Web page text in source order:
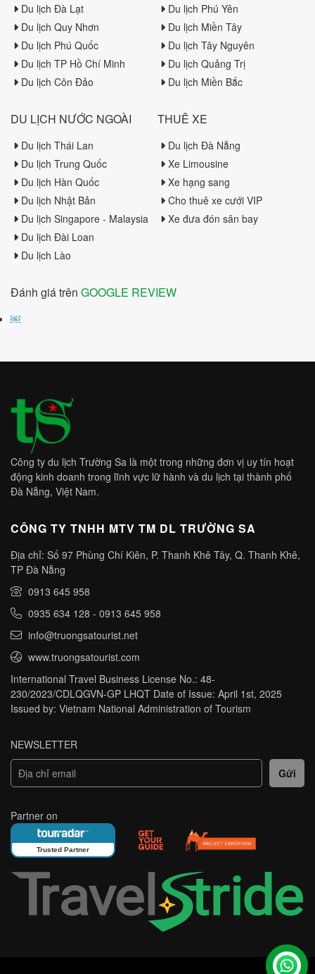
Du lịch Đà Lạt
Du lịch Phú Yên
Du lịch Quy Nhơn
Du lịch Miền Tây
Du lịch Phú Quốc
Du lịch Tây Nguyên
Du lịch TP Hồ Chí Minh
Du lịch Quảng Trị
Du lịch Côn Đảo
Du lịch Miền Bắc
DU LỊCH NƯỚC NGOÀI
Du lịch Thái Lan
Du lịch Trung Quốc
Du lịch Hàn Quốc
Du lịch Nhật Bản
Du lịch Singapore - Malaysia
Du lịch Đài Loan
Du lịch Lào
THUÊ XE
Du lịch Đà Nẵng
Xe Limousine
Xe hạng sang
Cho thuê xe cưới VIP
Xe đưa đón sân bay
Đánh giá trên GOOGLE REVIEW
￼
Công ty du lịch Trường Sa là một trong những đơn vị uy tín hoạt
động kinh doanh trong lĩnh vực lữ hành và du lịch tại thành phố
Đà Nẵng, Việt Nam.
CÔNG TY TNHH MTV TM DL TRƯỜNG SA
Địa chỉ: Số 97 Phùng Chí Kiên, P. Thanh Khê Tây, Q. Thanh Khê,
TP Đà Nẵng
0913 645 958
0935 634 128 - 0913 645 958
info@truongsatourist.net
www.truongsatourist.com
International Travel Business License No.: 48-
230/2023/CDLQGVN-GP LHQT Date of Issue: April 1st, 2025
Issued by: Vietnam National Administration of Tourism
NEWSLETTER
Partner on
Trusted Partner